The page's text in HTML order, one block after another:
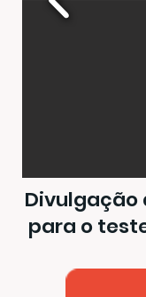
Divulgação
para o